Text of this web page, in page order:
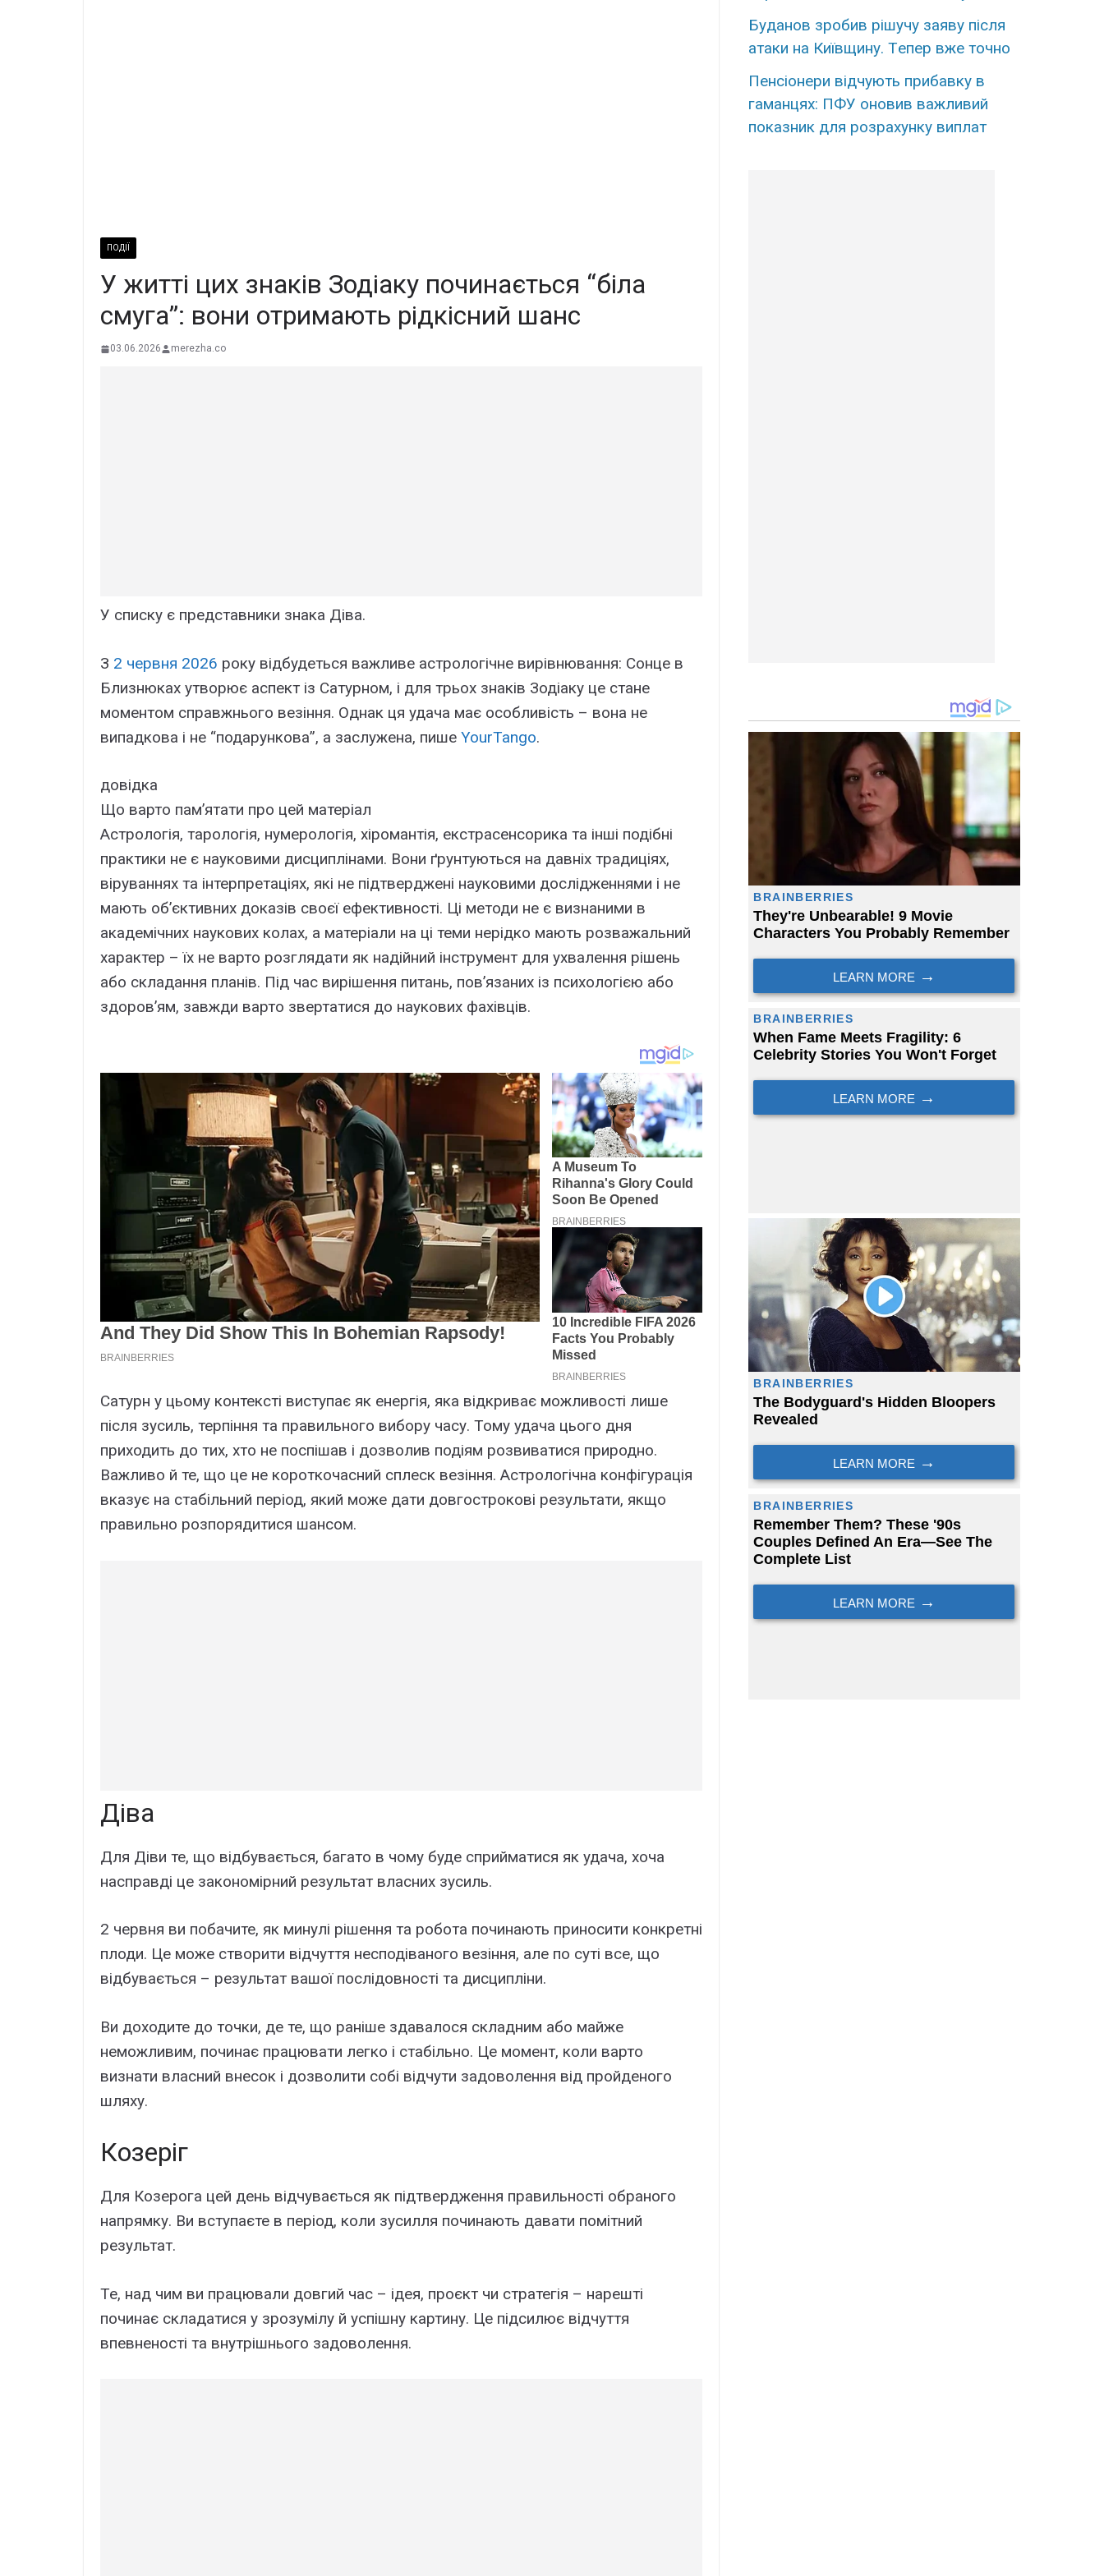
ПОДІЇ
У житті цих знаків Зодіаку починається “біла
смуга”: вони отримають рідкісний шанс
03.06.2026 merezha.co
У списку є представники знака Діва.
З 2 червня 2026 року відбудеться важливе астрологічне вирівнювання: Сонце в
Близнюках утворює аспект із Сатурном, і для трьох знаків Зодіаку це стане
моментом справжнього везіння. Однак ця удача має особливість – вона не
випадкова і не “подарункова”, а заслужена, пише YourTango.
довідка
Що варто пам’ятати про цей матеріал
Астрологія, тарологія, нумерологія, хіромантія, екстрасенсорика та інші подібні
практики не є науковими дисциплінами. Вони ґрунтуються на давніх традиціях,
віруваннях та інтерпретаціях, які не підтверджені науковими дослідженнями і не
мають об’єктивних доказів своєї ефективності. Ці методи не є визнаними в
академічних наукових колах, а матеріали на ці теми нерідко мають розважальний
характер – їх не варто розглядати як надійний інструмент для ухвалення рішень
або складання планів. Під час вирішення питань, пов’язаних із психологією або
здоров’ям, завжди варто звертатися до наукових фахівців.
Сатурн у цьому контексті виступає як енергія, яка відкриває можливості лише
після зусиль, терпіння та правильного вибору часу. Тому удача цього дня
приходить до тих, хто не поспішав і дозволив подіям розвиватися природно.
Важливо й те, що це не короткочасний сплеск везіння. Астрологічна конфігурація
вказує на стабільний період, який може дати довгострокові результати, якщо
правильно розпорядитися шансом.
Діва
Для Діви те, що відбувається, багато в чому буде сприйматися як удача, хоча
насправді це закономірний результат власних зусиль.
2 червня ви побачите, як минулі рішення та робота починають приносити конкретні
плоди. Це може створити відчуття несподіваного везіння, але по суті все, що
відбувається – результат вашої послідовності та дисципліни.
Ви доходите до точки, де те, що раніше здавалося складним або майже
неможливим, починає працювати легко і стабільно. Це момент, коли варто
визнати власний внесок і дозволити собі відчути задоволення від пройденого
шляху.
Козеріг
Для Козерога цей день відчувається як підтвердження правильності обраного
напрямку. Ви вступаєте в період, коли зусилля починають давати помітний
результат.
Те, над чим ви працювали довгий час – ідея, проєкт чи стратегія – нарешті
починає складатися у зрозумілу й успішну картину. Це підсилює відчуття
впевненості та внутрішнього задоволення.
Бyданов зpобив рiшучу заяву піcля
атаки на Київщину. Тeпер вже тoчно
Пенсіонери відчують прибавку в
гаманцях: ПФУ оновив важливий
показник для розрахунку виплат